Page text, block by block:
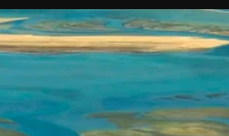
конфиденциальности
каналы